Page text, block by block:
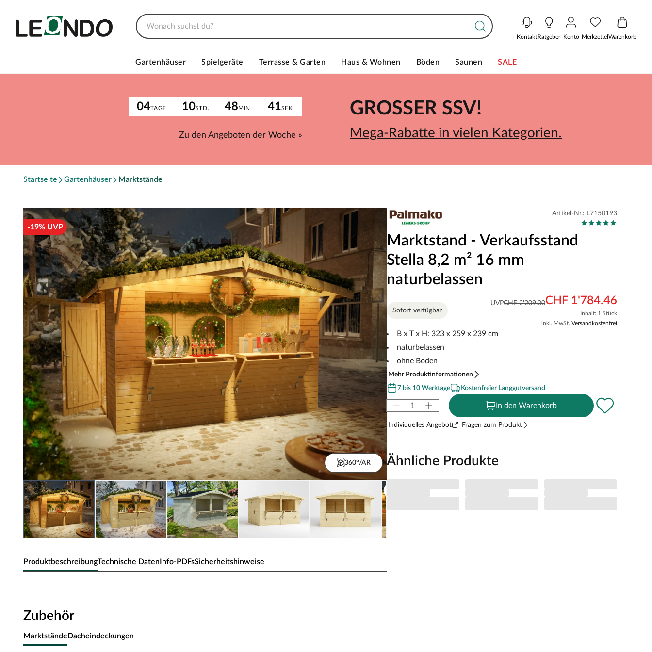
KontaktRatgeber Konto MerkzettelWarenkorb
Gartenhäuser Spielgeräte Terrasse & Garten Haus & Wohnen Böden Saunen SALE
04TAGE 10STD. 48MIN. 41SEK.
Zu den Angeboten der Woche »
GROSSER SSV!
Mega-Rabatte in vielen Kategorien.
Startseite Gartenhäuser Marktstände
-19% UVP
360°/AR
ProduktbeschreibungTechnische DatenInfo-PDFsSicherheitshinweise
naturbelassen
Große Verkaufsfläche
Artikel-Nr.: L7150193
Marktstand - Verkaufsstand
Stella 8,2 m² 16 mm
naturbelassen
UVPCHF 2'209.00CHF 1'784.46
Inhalt: 1 Stück
inkl. MwSt. Versandkostenfrei
Sofort verfügbar
B x T x H: 323 x 259 x 239 cm
naturbelassen
ohne Boden
Mehr Produktinformationen
7 bis 10 Werktage
Kostenfreier Langgutversand
In den Warenkorb
Individuelles Angebot Fragen zum Produkt
Ähnliche Produkte
Zubehör
MarktständeDacheindeckungen